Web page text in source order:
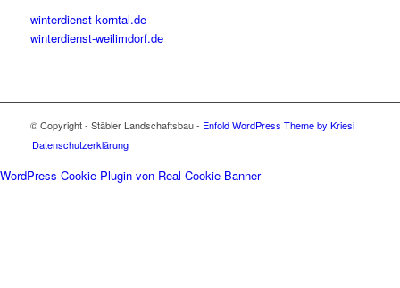
winterdienst-korntal.de
winterdienst-weilimdorf.de
© Copyright - Stäbler Landschaftsbau - Enfold WordPress Theme by Kriesi
Datenschutzerklärung
WordPress Cookie Plugin von Real Cookie Banner